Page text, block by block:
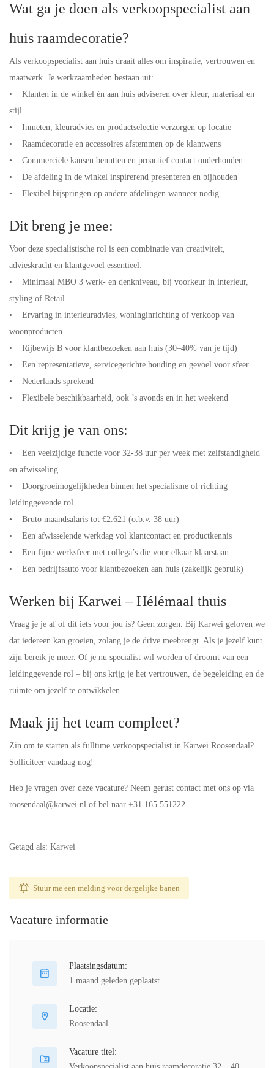
Wat ga je doen als verkoopspecialist aan
huis raamdecoratie?
Als verkoopspecialist aan huis draait alles om inspiratie, vertrouwen en
maatwerk. Je werkzaamheden bestaan uit:
• Klanten in de winkel én aan huis adviseren over kleur, materiaal en
stijl
• Inmeten, kleuradvies en productselectie verzorgen op locatie
• Raamdecoratie en accessoires afstemmen op de klantwens
• Commerciële kansen benutten en proactief contact onderhouden
• De afdeling in de winkel inspirerend presenteren en bijhouden
• Flexibel bijspringen op andere afdelingen wanneer nodig
Dit breng je mee:
Voor deze specialistische rol is een combinatie van creativiteit,
advieskracht en klantgevoel essentieel:
• Minimaal MBO 3 werk- en denkniveau, bij voorkeur in interieur,
styling of Retail
• Ervaring in interieuradvies, woninginrichting of verkoop van
woonproducten
• Rijbewijs B voor klantbezoeken aan huis (30–40% van je tijd)
• Een representatieve, servicegerichte houding en gevoel voor sfeer
• Nederlands sprekend
• Flexibele beschikbaarheid, ook ’s avonds en in het weekend
Dit krijg je van ons:
• Een veelzijdige functie voor 32-38 uur per week met zelfstandigheid
en afwisseling
• Doorgroeimogelijkheden binnen het specialisme of richting
leidinggevende rol
• Bruto maandsalaris tot €2.621 (o.b.v. 38 uur)
• Een afwisselende werkdag vol klantcontact en productkennis
• Een fijne werksfeer met collega’s die voor elkaar klaarstaan
• Een bedrijfsauto voor klantbezoeken aan huis (zakelijk gebruik)
Werken bij Karwei – Hélémaal thuis
Vraag je je af of dit iets voor jou is? Geen zorgen. Bij Karwei geloven we
dat iedereen kan groeien, zolang je de drive meebrengt. Als je jezelf kunt
zijn bereik je meer. Of je nu specialist wil worden of droomt van een
leidinggevende rol – bij ons krijg je het vertrouwen, de begeleiding en de
ruimte om jezelf te ontwikkelen.
Maak jij het team compleet?
Zin om te starten als fulltime verkoopspecialist in Karwei Roosendaal?
Solliciteer vandaag nog!
Heb je vragen over deze vacature? Neem gerust contact met ons op via
roosendaal@karwei.nl of bel naar +31 165 551222.
Getagd als: Karwei
Stuur me een melding voor dergelijke banen
Vacature informatie
Plaatsingsdatum:
1 maand geleden geplaatst
Locatie:
Roosendaal
Vacature titel: